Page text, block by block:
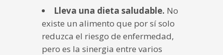
Lleva una dieta saludable. No
existe un alimento que por sí solo
reduzca el riesgo de enfermedad,
pero es la sinergia entre varios